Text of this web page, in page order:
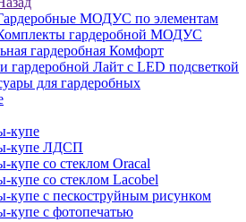
МОДУС по элементам
гардеробной МОДУС
гардеробная Комфорт
гардеробной Лайт с LED подсветкой
для гардеробных
купе
купе ЛДСП
со стеклом Oracal
со стеклом Lacobel
с пескоструйным рисунком
с фотопечатью